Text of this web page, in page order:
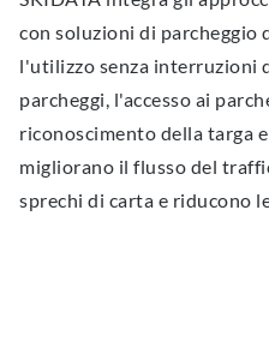
con soluzioni di parcheggio
l'utilizzo senza interruzioni
parcheggi, l'accesso ai
riconoscimento della targa
migliorano il flusso del
sprechi di carta e riducono